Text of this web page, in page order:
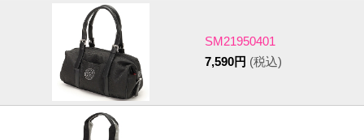
SM21950401
7,590円 (税込)